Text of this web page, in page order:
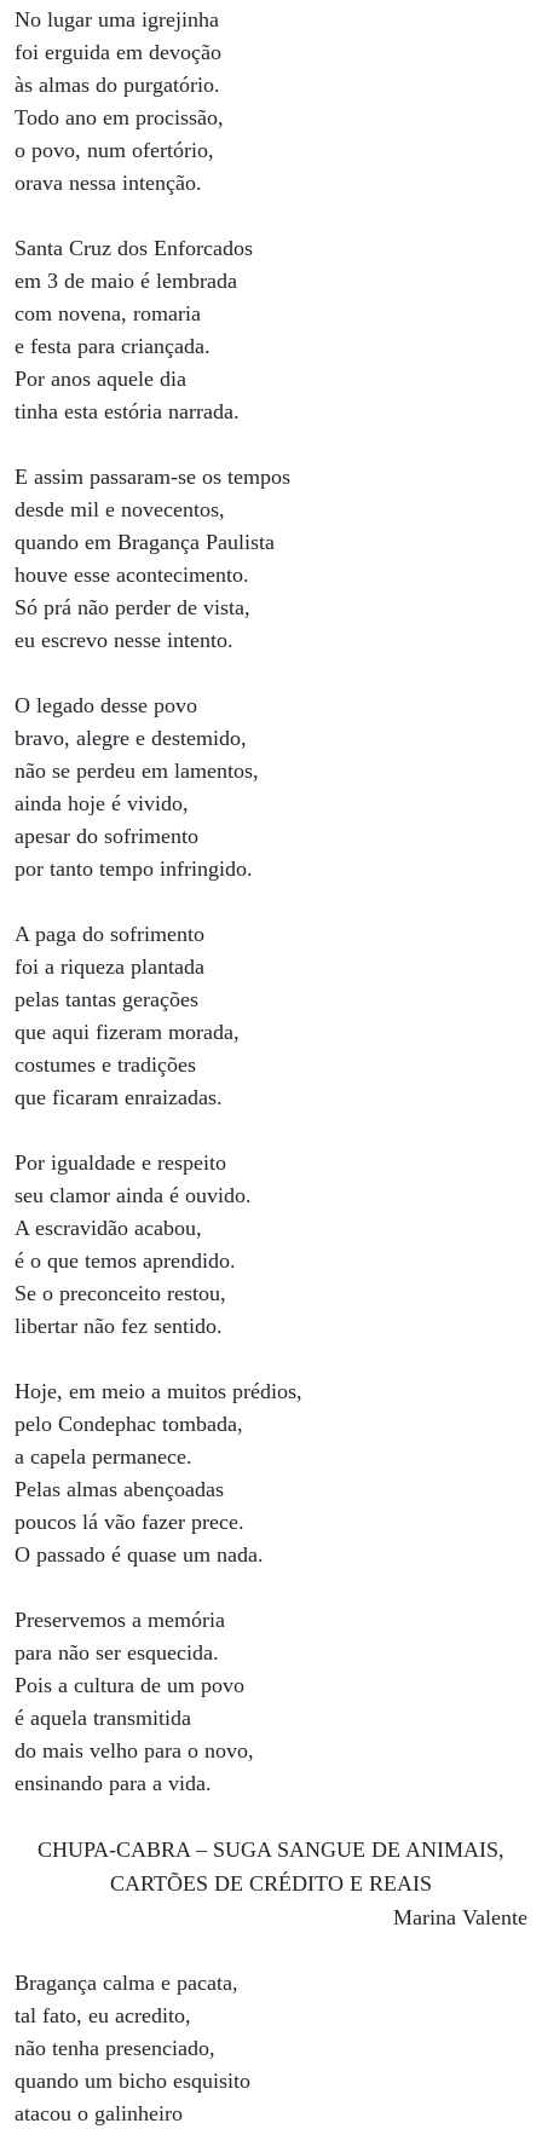
No lugar uma igrejinha
foi erguida em devoção
às almas do purgatório.
Todo ano em procissão,
o povo, num ofertório,
orava nessa intenção.
Santa Cruz dos Enforcados
em 3 de maio é lembrada
com novena, romaria
e festa para criançada.
Por anos aquele dia
tinha esta estória narrada.
E assim passaram-se os tempos
desde mil e novecentos,
quando em Bragança Paulista
houve esse acontecimento.
Só prá não perder de vista,
eu escrevo nesse intento.
O legado desse povo
bravo, alegre e destemido,
não se perdeu em lamentos,
ainda hoje é vivido,
apesar do sofrimento
por tanto tempo infringido.
A paga do sofrimento
foi a riqueza plantada
pelas tantas gerações
que aqui fizeram morada,
costumes e tradições
que ficaram enraizadas.
Por igualdade e respeito
seu clamor ainda é ouvido.
A escravidão acabou,
é o que temos aprendido.
Se o preconceito restou,
libertar não fez sentido.
Hoje, em meio a muitos prédios,
pelo Condephac tombada,
a capela permanece.
Pelas almas abençoadas
poucos lá vão fazer prece.
O passado é quase um nada.
Preservemos a memória
para não ser esquecida.
Pois a cultura de um povo
é aquela transmitida
do mais velho para o novo,
ensinando para a vida.
CHUPA-CABRA – SUGA SANGUE DE ANIMAIS,
CARTÕES DE CRÉDITO E REAIS
Marina Valente
Bragança calma e pacata,
tal fato, eu acredito,
não tenha presenciado,
quando um bicho esquisito
atacou o galinheiro